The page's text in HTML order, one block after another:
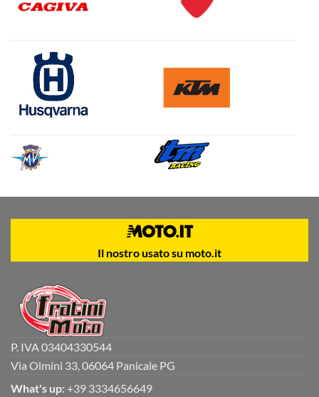
Il nostro usato su moto.it
P. IVA 03404330544
Via Olmini 33, 06064 Panicale PG
What's up: +39 3334656649